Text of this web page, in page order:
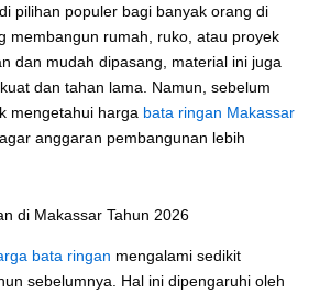
pilihan populer bagi banyak orang di
membangun rumah, ruko, atau proyek
dan mudah dipasang, material ini juga
dan tahan lama. Namun, sebelum
mengetahui harga bata ringan Makassar
anggaran pembangunan lebih
di Makassar Tahun 2026
bata ringan mengalami sedikit
sebelumnya. Hal ini dipengaruhi oleh